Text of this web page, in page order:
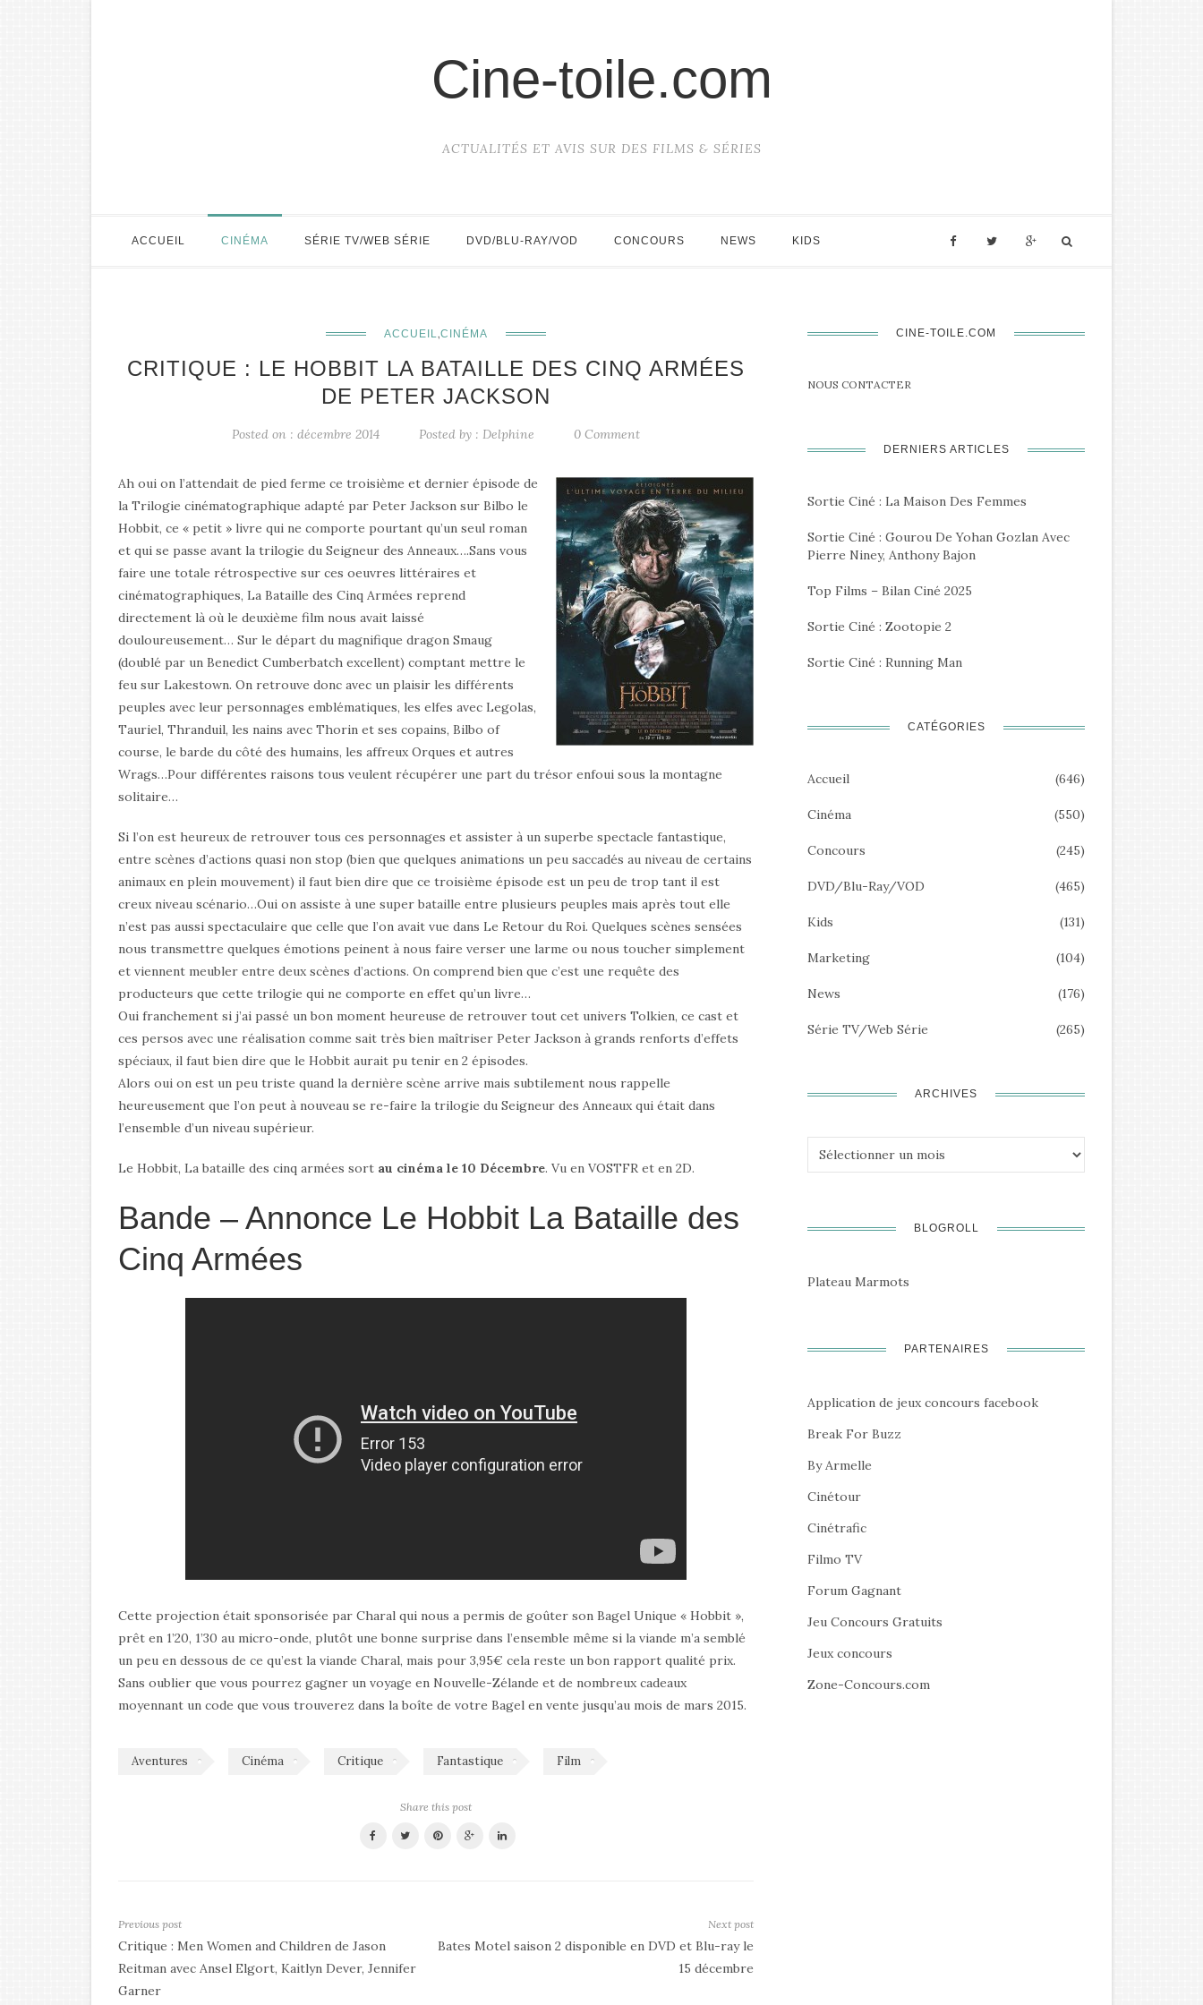
Cine-toile.com
ACTUALITÉS ET AVIS SUR DES FILMS & SÉRIES
ACCUEIL CINÉMA SÉRIE TV/WEB SÉRIE DVD/BLU-RAY/VOD CONCOURS NEWS KIDS
ACCUEIL,CINÉMA
CRITIQUE : LE HOBBIT LA BATAILLE DES CINQ ARMÉES
DE PETER JACKSON
Posted on : décembre 2014 Posted by : Delphine 0 Comment
Ah oui on l’attendait de pied ferme ce troisième et dernier épisode de
la Trilogie cinématographique adapté par Peter Jackson sur Bilbo le
Hobbit, ce « petit » livre qui ne comporte pourtant qu’un seul roman
et qui se passe avant la trilogie du Seigneur des Anneaux….Sans vous
faire une totale rétrospective sur ces oeuvres littéraires et
cinématographiques, La Bataille des Cinq Armées reprend
directement là où le deuxième film nous avait laissé
douloureusement… Sur le départ du magnifique dragon Smaug
(doublé par un Benedict Cumberbatch excellent) comptant mettre le
feu sur Lakestown. On retrouve donc avec un plaisir les différents
peuples avec leur personnages emblématiques, les elfes avec Legolas,
Tauriel, Thranduil, les nains avec Thorin et ses copains, Bilbo of
course, le barde du côté des humains, les affreux Orques et autres
Wrags…Pour différentes raisons tous veulent récupérer une part du trésor enfoui sous la montagne
solitaire…
Si l’on est heureux de retrouver tous ces personnages et assister à un superbe spectacle fantastique,
entre scènes d’actions quasi non stop (bien que quelques animations un peu saccadés au niveau de certains
animaux en plein mouvement) il faut bien dire que ce troisième épisode est un peu de trop tant il est
creux niveau scénario…Oui on assiste à une super bataille entre plusieurs peuples mais après tout elle
n’est pas aussi spectaculaire que celle que l’on avait vue dans Le Retour du Roi. Quelques scènes sensées
nous transmettre quelques émotions peinent à nous faire verser une larme ou nous toucher simplement
et viennent meubler entre deux scènes d’actions. On comprend bien que c’est une requête des
producteurs que cette trilogie qui ne comporte en effet qu’un livre…
Oui franchement si j’ai passé un bon moment heureuse de retrouver tout cet univers Tolkien, ce cast et
ces persos avec une réalisation comme sait très bien maîtriser Peter Jackson à grands renforts d’effets
spéciaux, il faut bien dire que le Hobbit aurait pu tenir en 2 épisodes.
Alors oui on est un peu triste quand la dernière scène arrive mais subtilement nous rappelle
heureusement que l’on peut à nouveau se re-faire la trilogie du Seigneur des Anneaux qui était dans
l’ensemble d’un niveau supérieur.
Le Hobbit, La bataille des cinq armées sort au cinéma le 10 Décembre. Vu en VOSTFR et en 2D.
Bande – Annonce Le Hobbit La Bataille des
Cinq Armées
Cette projection était sponsorisée par Charal qui nous a permis de goûter son Bagel Unique « Hobbit »,
prêt en 1’20, 1’30 au micro-onde, plutôt une bonne surprise dans l’ensemble même si la viande m’a semblé
un peu en dessous de ce qu’est la viande Charal, mais pour 3,95€ cela reste un bon rapport qualité prix.
Sans oublier que vous pourrez gagner un voyage en Nouvelle-Zélande et de nombreux cadeaux
moyennant un code que vous trouverez dans la boîte de votre Bagel en vente jusqu’au mois de mars 2015.
Aventures Cinéma Critique Fantastique Film
Share this post
Previous post
Critique : Men Women and Children de Jason
Reitman avec Ansel Elgort, Kaitlyn Dever, Jennifer
Garner
Next post
Bates Motel saison 2 disponible en DVD et Blu-ray le
15 décembre
CINE-TOILE.COM
NOUS CONTACTER
DERNIERS ARTICLES
Sortie Ciné : La Maison Des Femmes
Sortie Ciné : Gourou De Yohan Gozlan Avec
Pierre Niney, Anthony Bajon
Top Films – Bilan Ciné 2025
Sortie Ciné : Zootopie 2
Sortie Ciné : Running Man
CATÉGORIES
Accueil (646)
Cinéma (550)
Concours (245)
DVD/Blu-Ray/VOD (465)
Kids (131)
Marketing (104)
News (176)
Série TV/Web Série (265)
ARCHIVES
Archives
BLOGROLL
Plateau Marmots
PARTENAIRES
Application de jeux concours facebook
Break For Buzz
By Armelle
Cinétour
Cinétrafic
Filmo TV
Forum Gagnant
Jeu Concours Gratuits
Jeux concours
Zone-Concours.com